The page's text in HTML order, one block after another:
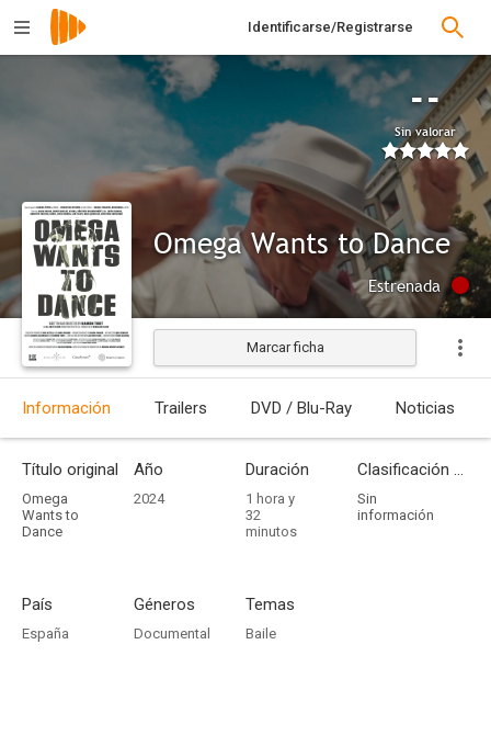
Identificarse/Registrarse
--
Sin valorar
Omega Wants to Dance
Estrenada
Marcar ficha
Información Trailers DVD / Blu-Ray Noticias
Título original
Omega
Wants to
Dance
Año
2024
Duración
1 hora y
32
minutos
Clasificación por edades
Sin
información
País
España
Géneros
Documental
Temas
Baile